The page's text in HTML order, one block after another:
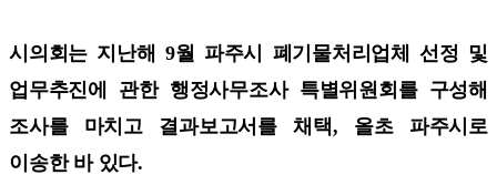
시의회는 지난해 9월 파주시 폐기물처리업체 선정 및
업무추진에 관한 행정사무조사 특별위원회를 구성해
조사를 마치고 결과보고서를 채택, 올초 파주시로
이송한 바 있다.